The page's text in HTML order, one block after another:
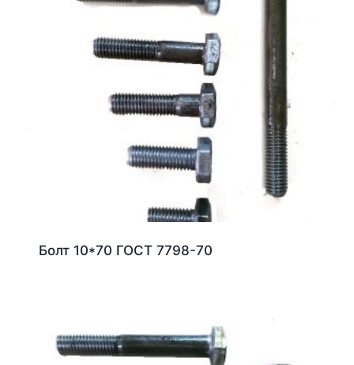
Болт 10*70 ГОСТ 7798-70